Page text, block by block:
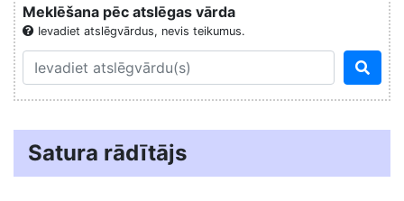
Meklēšana pēc atslēgas vārda
Ievadiet atslēgvārdus, nevis teikumus.
Satura rādītājs